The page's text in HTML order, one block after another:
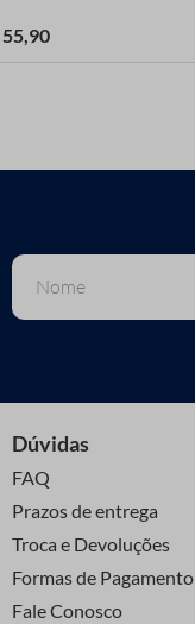
55,90
Dúvidas
FAQ
Prazos de entrega
Troca e Devoluções
Formas de Pagamento
Fale Conosco